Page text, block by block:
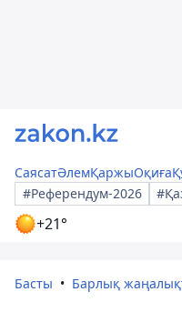
СаясатӘлемҚаржыОқиға
#Референдум-2026
+21°
Басты Барлық